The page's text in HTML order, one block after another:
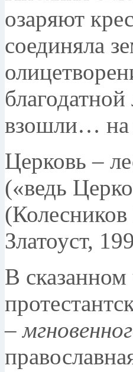
озаряют
соединяла
взошли… на
Церковь –
(«ведь
Златоуст,
В сказанном
–